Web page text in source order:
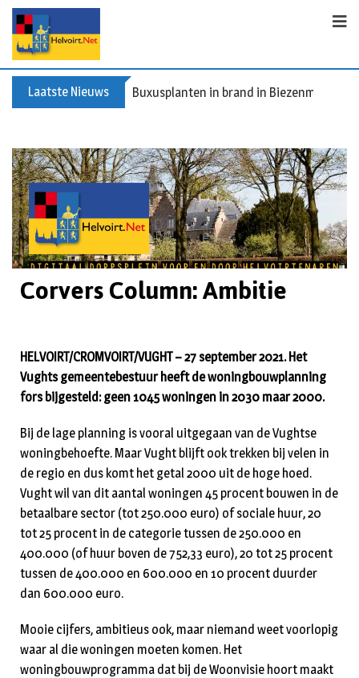
Laatste Nieuws Buxusplanten in brand in Biezenmortel,
Corvers Column: Ambitie
HELVOIRT/CROMVOIRT/VUGHT – 27 september 2021. Het
Vughts gemeentebestuur heeft de woningbouwplanning
fors bijgesteld: geen 1045 woningen in 2030 maar 2000.
Bij de lage planning is vooral uitgegaan van de Vughtse
woningbehoefte. Maar Vught blijft ook trekken bij velen in
de regio en dus komt het getal 2000 uit de hoge hoed.
Vught wil van dit aantal woningen 45 procent bouwen in de
betaalbare sector (tot 250.000 euro) of sociale huur, 20
tot 25 procent in de categorie tussen de 250.000 en
400.000 (of huur boven de 752,33 euro), 20 tot 25 procent
tussen de 400.000 en 600.000 en 10 procent duurder
dan 600.000 euro.
Mooie cijfers, ambitieus ook, maar niemand weet voorlopig
waar al die woningen moeten komen. Het
woningbouwprogramma dat bij de Woonvisie hoort maakt